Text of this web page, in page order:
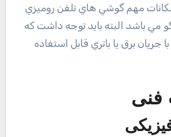
مهم گوشي هاي تلفن روميزي
مي باشد البته بايد توجه داشت که
با جريان برق يا باتري قابل استفاده